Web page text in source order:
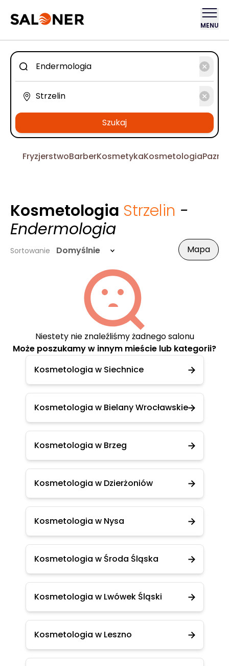
MENU
Szukaj
FryzjerstwoBarberKosmetykaKosmetologia
Kosmetologia Strzelin -
Endermologia
Sortowanie Domyślnie Mapa
Niestety nie znaleźliśmy żadnego salonu
Może poszukamy w innym mieście lub kategorii?
Kosmetologia w Siechnice
Kosmetologia w Bielany Wrocławskie
Kosmetologia w Brzeg
Kosmetologia w Dzierżoniów
Kosmetologia w Nysa
Kosmetologia w Środa Śląska
Kosmetologia w Lwówek Śląski
Kosmetologia w Leszno